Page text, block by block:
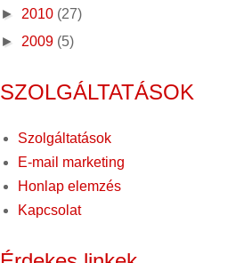
► 2010 (27)
► 2009 (5)
SZOLGÁLTATÁSOK
Szolgáltatások
E-mail marketing
Honlap elemzés
Kapcsolat